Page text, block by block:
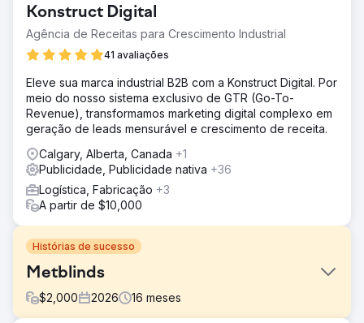
Konstruct Digital
Agência de Receitas para Crescimento Industrial
41 avaliações
Eleve sua marca industrial B2B com a Konstruct Digital. Por
meio do nosso sistema exclusivo de GTR (Go-To-
Revenue), transformamos marketing digital complexo em
geração de leads mensurável e crescimento de receita.
Calgary, Alberta, Canada +1
Publicidade, Publicidade nativa +36
Logística, Fabricação +3
A partir de $10,000
Histórias de sucesso
Metblinds
$2,000 2026 16 meses